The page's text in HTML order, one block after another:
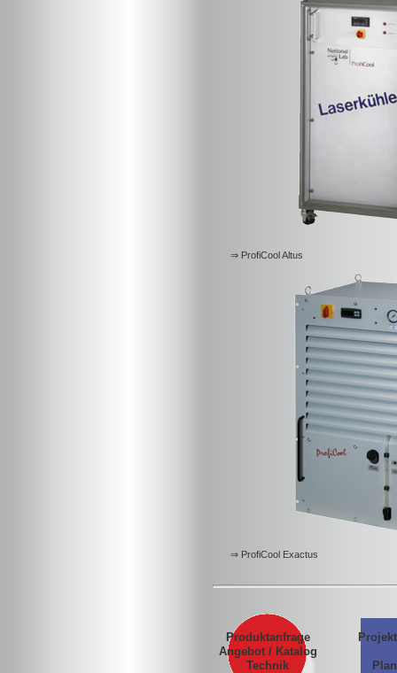
⇒ ProfiCool Altus
⇒ ProfiCool Exactus
Produktanfrage
Angebot / Katalog
Technik